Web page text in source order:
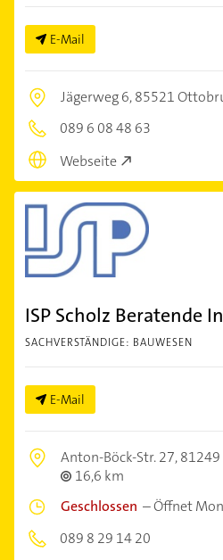
E-Mail
Jägerweg 6,85521
089 6 08 48 63
Webseite
ISP Scholz Beratende
SACHVERSTÄNDIGE: BAUWESEN
E-Mail
Anton-Böck-Str. 27,
16,6 km
Geschlossen –Öffnet
089 8 29 14 20